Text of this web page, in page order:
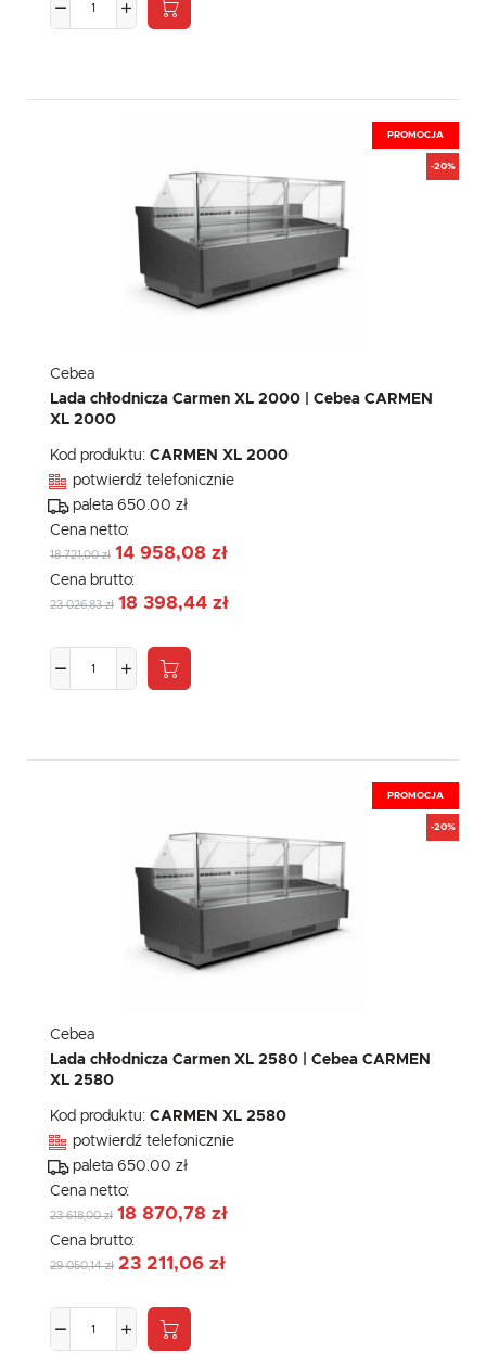
PROMOCJA
-20%
Cebea
Lada chłodnicza Carmen XL 2000 | Cebea CARMEN
XL 2000
Kod produktu: CARMEN XL 2000
potwierdź telefonicznie
paleta 650.00 zł
Cena netto:
18 721,00 zł 14 958,08 zł
Cena brutto:
23 026,83 zł 18 398,44 zł
PROMOCJA
-20%
Cebea
Lada chłodnicza Carmen XL 2580 | Cebea CARMEN
XL 2580
Kod produktu: CARMEN XL 2580
potwierdź telefonicznie
paleta 650.00 zł
Cena netto:
23 618,00 zł 18 870,78 zł
Cena brutto:
29 050,14 zł 23 211,06 zł
komunikatów mediów społecznościowych.